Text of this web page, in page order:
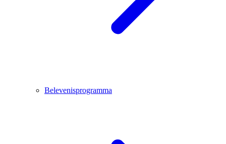
Belevenisprogramma